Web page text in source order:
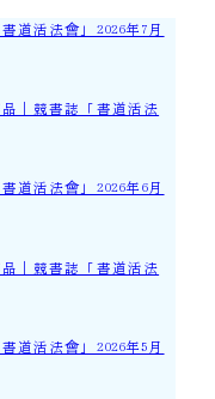
道活法會」2026年7月
｜競書誌「書道活法
道活法會」2026年6月
｜競書誌「書道活法
道活法會」2026年5月